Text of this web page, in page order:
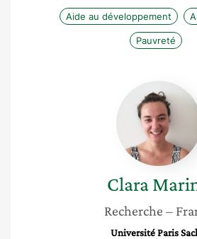
Aide au développement
Pauvreté
Clara
Marino
Clara
Recherche –
Université Paris